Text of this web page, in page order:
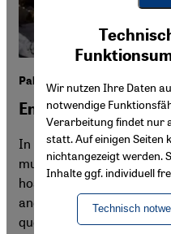
Pakistan′s struggle with
Enough is enough
In recent years, Pakistan,
multi-ethnic and multi-
hostile place for
and political
quell its burgeoning
Wir nutzen Ihre Daten
notwendige
Verarbeitung findet nur
statt. Auf einigen Seiten
nichtangezeigt werden.
Inhalte ggf. individuell
Technisch
Google Maps Embed